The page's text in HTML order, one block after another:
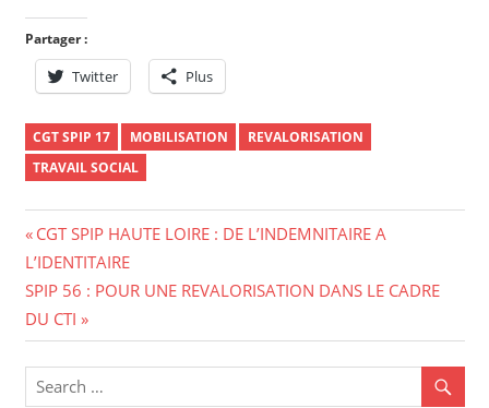
Partager :
Twitter Plus
CGT SPIP 17 MOBILISATION
REVALORISATION
TRAVAIL SOCIAL
Navigation
de
l’article
Previous
Post:
CGT SPIP HAUTE LOIRE : DE L’INDEMNITAIRE A
L’IDENTITAIRE
Next
Post:
SPIP 56 : POUR UNE REVALORISATION DANS LE CADRE
DU CTI